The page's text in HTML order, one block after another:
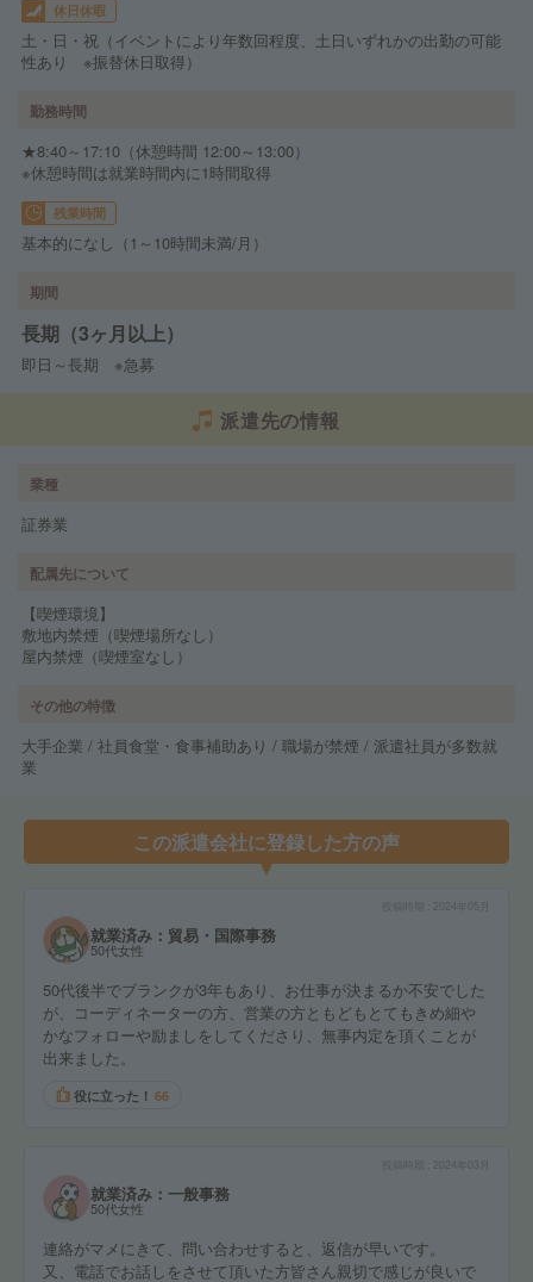
休日休暇
土・日・祝（イベントにより年数回程度、土日いずれかの出勤の可能
性あり ※振替休日取得）
勤務時間
★8:40～17:10（休憩時間 12:00～13:00）
※休憩時間は就業時間内に1時間取得
残業時間
基本的になし（1～10時間未満/月）
期間
長期（3ヶ月以上）
即日～長期 ※急募
派遣先の情報
業種
証券業
配属先について
【喫煙環境】
敷地内禁煙（喫煙場所なし）
屋内禁煙（喫煙室なし）
その他の特徴
大手企業 / 社員食堂・食事補助あり / 職場が禁煙 / 派遣社員が多数就
業
この派遣会社に登録した方の声
2024年05月
就業済み：貿易・国際事務
50代女性
50代後半でブランクが3年もあり、お仕事が決まるか不安でした
が、コーディネーターの方、営業の方ともどもとてもきめ細や
かなフォローや励ましをしてくださり、無事内定を頂くことが
出来ました。
役に立った！ 66
2024年03月
就業済み：一般事務
50代女性
連絡がマメにきて、問い合わせすると、返信が早いです。
又、電話でお話しをさせて頂いた方皆さん親切で感じが良いで